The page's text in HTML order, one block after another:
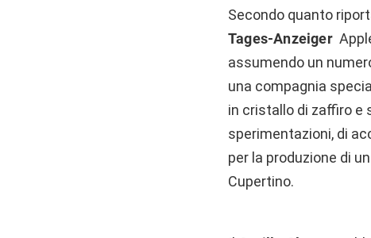
Secondo quanto
Tages-Anzeiger
assumendo un
una compagnia
in cristallo di zaffiro e
sperimentazioni, di
per la produzione di
Cupertino.